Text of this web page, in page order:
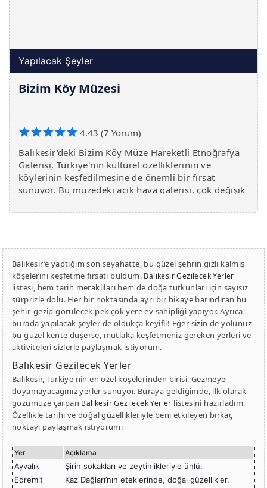
Yapılacak Şeyler
Bizim Köy Müzesi
4.43 (7 Yorum)
Balıkesir'deki Bizim Köy Müze Hareketli Etnoğrafya
Galerisi, Türkiye'nin kültürel özelliklerinin ve
köylerinin keşfedilmesine de önemli bir fırsat
sunuyor. Bu müzedeki açık hava galerisi, çok değişik
deneyimin ta
Balıkesir’e yaptığım son seyahatte, bu güzel şehrin gizli kalmış
köşelerini keşfetme fırsatı buldum. Balıkesir Gezilecek Yerler
listesi, hem tarih meraklıları hem de doğa tutkunları için sayısız
sürprizle dolu. Her bir noktasında ayrı bir hikaye barındıran bu
şehir, gezip görülecek pek çok yere ev sahipliği yapıyor. Ayrıca,
burada yapılacak şeyler de oldukça keyifli! Eğer sizin de yolunuz
bu güzel kente düşerse, mutlaka keşfetmeniz gereken yerleri ve
aktiviteleri sizlerle paylaşmak istiyorum.
Balıkesir Gezilecek Yerler
Balıkesir, Türkiye'nin en özel köşelerinden birisi. Gezmeye
doyamayacağınız yerler sunuyor. Buraya geldiğimde, ilk olarak
gözümüze çarpan Balıkesir Gezilecek Yerler listesini hazırladım.
Özellikle tarihi ve doğal güzellikleriyle beni etkileyen birkaç
noktayı paylaşmak istiyorum:
Yer Açıklama
Ayvalık
Şirin sokakları ve zeytinlikleriyle ünlü.
Edremit
Kaz Dağları’nın eteklerinde, doğal güzellikler.